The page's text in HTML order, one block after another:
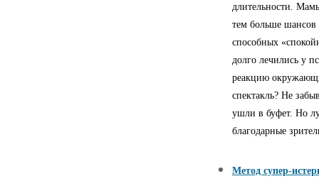
длительности.
тем больше шансов
способных
долго лечились у
реакцию
спектакль? Не
ушли в буфет. Но
благодарные
Метод супер-